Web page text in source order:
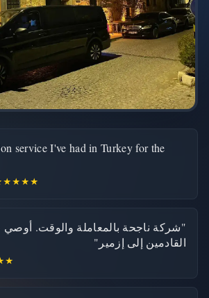
service I've had in Turkey for the
"شركة ناجحة بالمعاملة والوقت. أوصي
القادمين إلى إزمير"